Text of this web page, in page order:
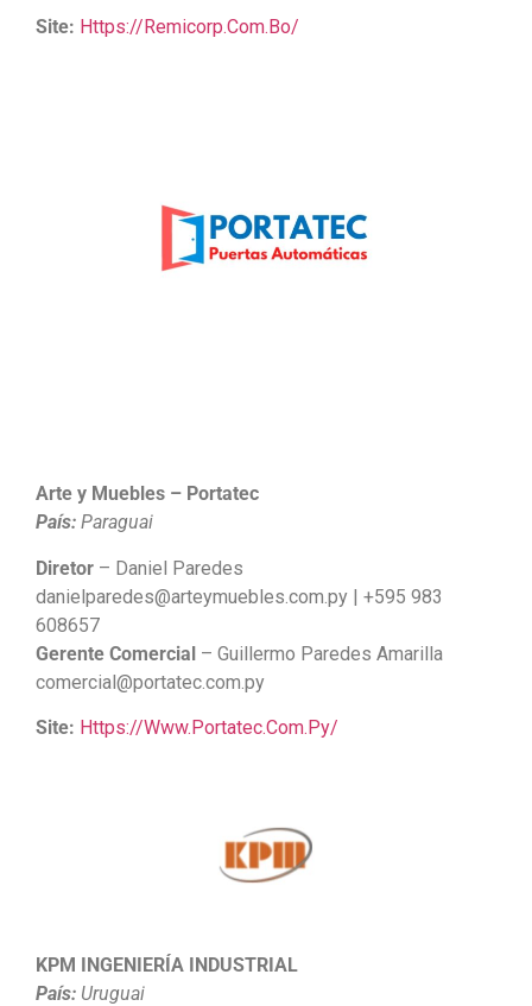
Site: Https://remicorp.com.bo/
Arte y Muebles – Portatec
País: Paraguai
Diretor – Daniel Paredes
danielparedes@arteymuebles.com.py | +595 983
608657
Gerente Comercial – Guillermo Paredes Amarilla
comercial@portatec.com.py
Site: Https://www.portatec.com.py/
KPM INGENIERÍA INDUSTRIAL
País: Uruguai